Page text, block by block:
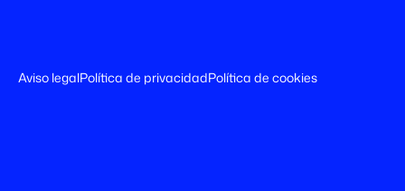
Aviso legalPolítica de privacidadPolítica de cookies